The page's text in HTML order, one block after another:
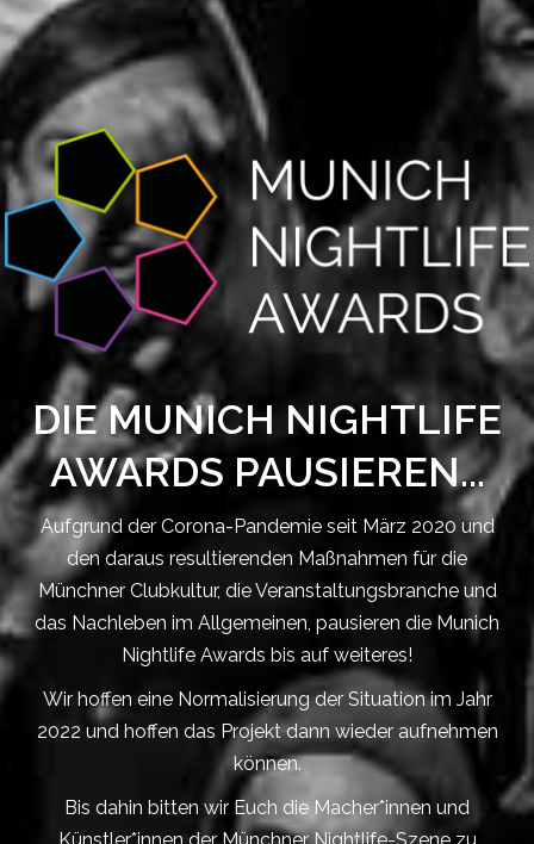
DIE MUNICH NIGHTLIFE
AWARDS PAUSIEREN...
Aufgrund der Corona-Pandemie seit März 2020 und
den daraus resultierenden Maßnahmen für die
Münchner Clubkultur, die Veranstaltungsbranche und
das Nachleben im Allgemeinen, pausieren die Munich
Nightlife Awards bis auf weiteres!
Wir hoffen eine Normalisierung der Situation im Jahr
2022 und hoffen das Projekt dann wieder aufnehmen
können.
Bis dahin bitten wir Euch die Macher*innen und